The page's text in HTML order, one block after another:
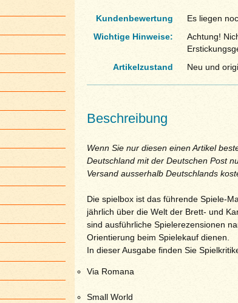
Kundenbewertung
Es liegen
Wichtige Hinweise:
Achtung!
Artikelzustand
Neu und
Beschreibung
Wenn Sie nur diesen einen Artikel
Deutschland mit der Deutschen Post
Versand ausserhalb Deutschlands
Die spielbox ist das führende Spiele-
jährlich über die Welt der Brett- und
sind ausführliche Spielerezensionen
Orientierung beim Spielekauf dienen.
In dieser Ausgabe finden Sie
Via Romana
Small World